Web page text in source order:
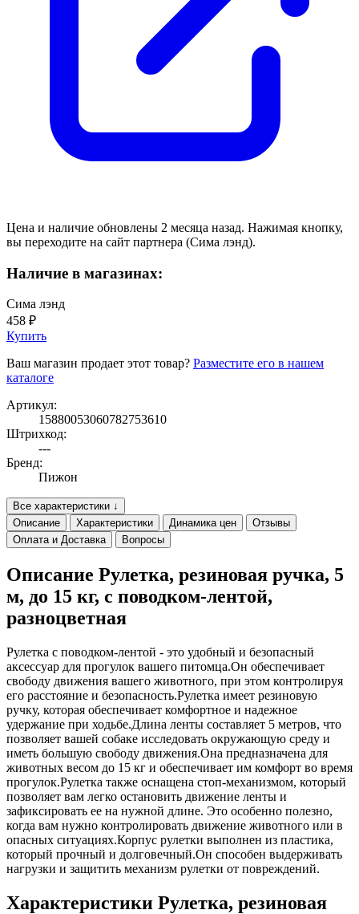
Цена и наличие обновлены 2 месяца назад. Нажимая кнопку,
вы переходите на сайт партнера (Сима лэнд).
Наличие в магазинах:
Сима лэнд
458 ₽
Купить
Ваш магазин продает этот товар? Разместите его в нашем
каталоге
Артикул:
15880053060782753610
Штрихкод:
---
Бренд:
Пижон
Все характеристики ↓
Описание
Характеристики Динамика цен
Отзывы
Оплата и Доставка
Вопросы
Описание Рулетка, резиновая ручка, 5
м, до 15 кг, с поводком-лентой,
разноцветная
Рулетка с поводком-лентой - это удобный и безопасный
аксессуар для прогулок вашего питомца.Он обеспечивает
свободу движения вашего животного, при этом контролируя
его расстояние и безопасность.Рулетка имеет резиновую
ручку, которая обеспечивает комфортное и надежное
удержание при ходьбе.Длина ленты составляет 5 метров, что
позволяет вашей собаке исследовать окружающую среду и
иметь большую свободу движения.Она предназначена для
животных весом до 15 кг и обеспечивает им комфорт во время
прогулок.Рулетка также оснащена стоп-механизмом, который
позволяет вам легко остановить движение ленты и
зафиксировать ее на нужной длине. Это особенно полезно,
когда вам нужно контролировать движение животного или в
опасных ситуациях.Корпус рулетки выполнен из пластика,
который прочный и долговечный.Он способен выдерживать
нагрузки и защитить механизм рулетки от повреждений.
Характеристики Рулетка, резиновая